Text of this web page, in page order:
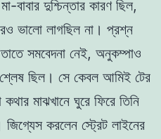
দুশ্চিন্তার কারণ ছিল,
ভালো লাগছিল না। প্রশ্ন
সমবেদনা নেই, অনুকম্পাও
ছিল। সে কেবল আমিই টের
কথার মাঝখানে ঘুরে ফিরে তিনি
করলেন স্ট্রেট লাইনের